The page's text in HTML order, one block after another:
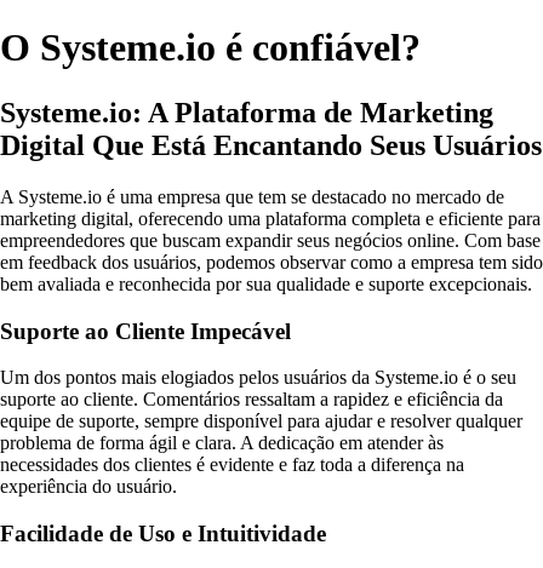
O Systeme.io é confiável?
Systeme.io: A Plataforma de Marketing
Digital Que Está Encantando Seus Usuários
A Systeme.io é uma empresa que tem se destacado no mercado de
marketing digital, oferecendo uma plataforma completa e eficiente para
empreendedores que buscam expandir seus negócios online. Com base
em feedback dos usuários, podemos observar como a empresa tem sido
bem avaliada e reconhecida por sua qualidade e suporte excepcionais.
Suporte ao Cliente Impecável
Um dos pontos mais elogiados pelos usuários da Systeme.io é o seu
suporte ao cliente. Comentários ressaltam a rapidez e eficiência da
equipe de suporte, sempre disponível para ajudar e resolver qualquer
problema de forma ágil e clara. A dedicação em atender às
necessidades dos clientes é evidente e faz toda a diferença na
experiência do usuário.
Facilidade de Uso e Intuitividade